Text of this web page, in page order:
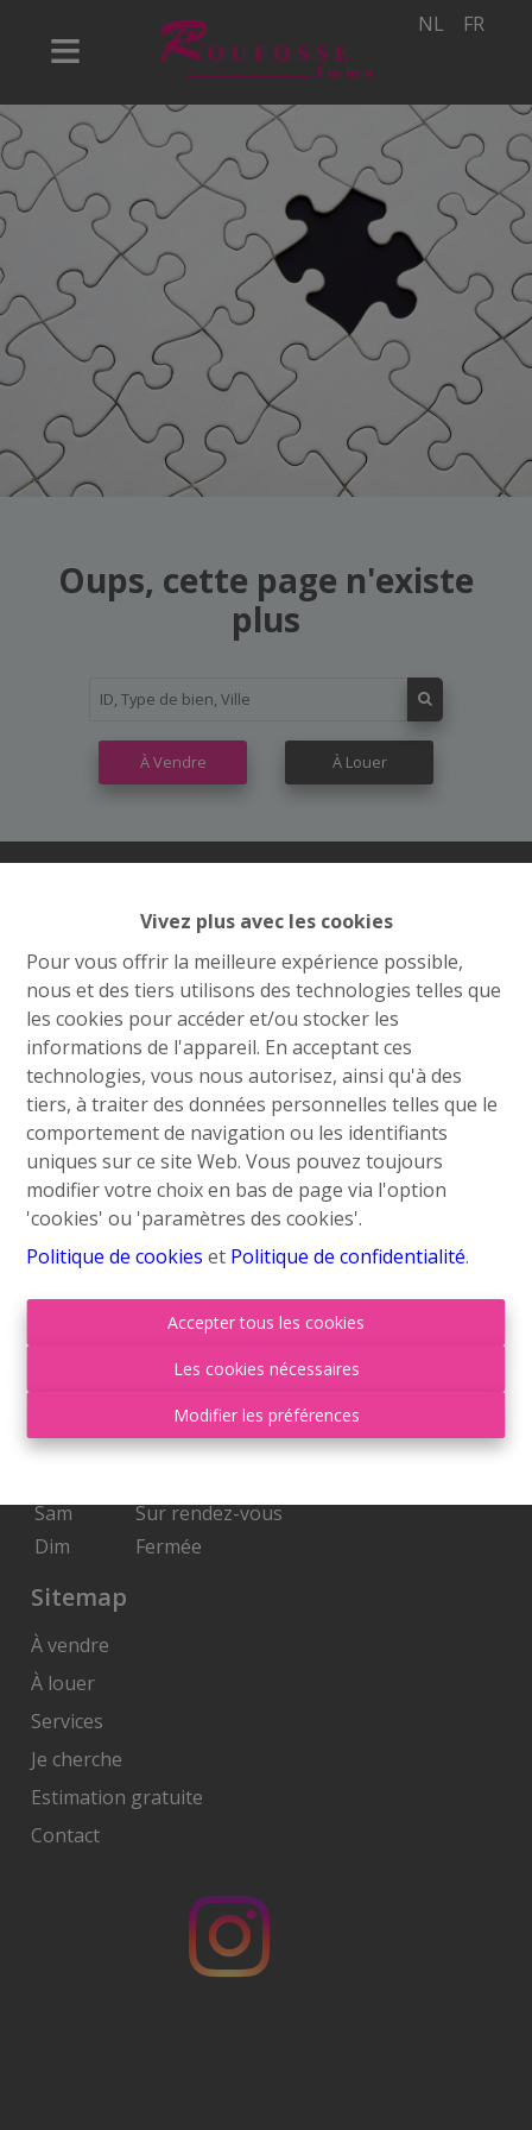
Vivez plus avec les cookies
Pour vous offrir la meilleure expérience possible,
nous et des tiers utilisons des technologies telles que
les cookies pour accéder et/ou stocker les
informations de l'appareil. En acceptant ces
technologies, vous nous autorisez, ainsi qu'à des
tiers, à traiter des données personnelles telles que le
comportement de navigation ou les identifiants
uniques sur ce site Web. Vous pouvez toujours
modifier votre choix en bas de page via l'option
'cookies' ou 'paramètres des cookies'.
Politique de cookies et Politique de confidentialité.
Accepter tous les cookies
Les cookies nécessaires
Modifier les préférences
NL FR
Oups, cette page n'existe
plus
À Vendre À Louer
Contactez nous
Grand’Route (Flh) 548
4400 Flémalle
+32 4 234 21 10
info@roufosse.be
Disclaimer
Privacy Statement
Membre Federia
Heures d'ouverture
09:00-18:00
09:00-18:00
Je
09:00-18:00
Sam
Sur rendez-vous
Dim
Fermée
Sitemap
À vendre
À louer
Services
Je cherche
Estimation gratuite
Contact